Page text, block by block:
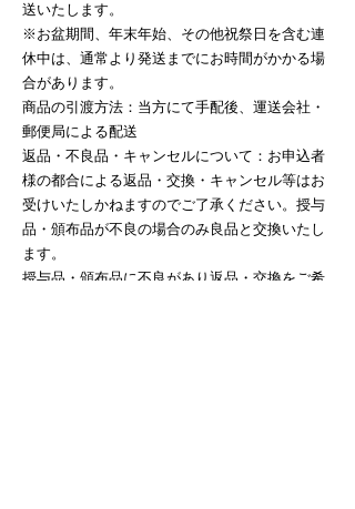
送いたします。
※お盆期間、年末年始、その他祝祭日を含む連
休中は、通常より発送までにお時間がかかる場
合があります。
商品の引渡方法：当方にて手配後、運送会社・
郵便局による配送
返品・不良品・キャンセルについて：お申込者
様の都合による返品・交換・キャンセル等はお
受けいたしかねますのでご了承ください。授与
品・頒布品が不良の場合のみ良品と交換いたし
ます。
授与品・頒布品に不良があり返品・交換をご希